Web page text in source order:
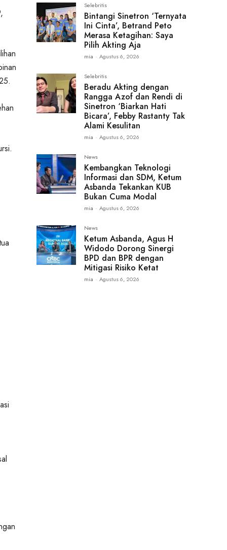
Selebritis
Bintangi Sinetron ‘Ternyata
Ini Cinta’, Betrand Peto
Merasa Ketagihan: Saya
Pilih Akting Aja
mia - Agustus 6, 2026
Selebritis
Beradu Akting dengan
Rangga Azof dan Rendi di
Sinetron ‘Biarkan Hati
Bicara’, Febby Rastanty Tak
Alami Kesulitan
mia - Agustus 6, 2026
News
Kembangkan Teknologi
Informasi dan SDM, Ketum
Asbanda Tekankan KUB
Bukan Cuma Modal
mia - Agustus 6, 2026
News
Ketum Asbanda, Agus H
Widodo Dorong Sinergi
BPD dan BPR dengan
Mitigasi Risiko Ketat
mia - Agustus 6, 2026